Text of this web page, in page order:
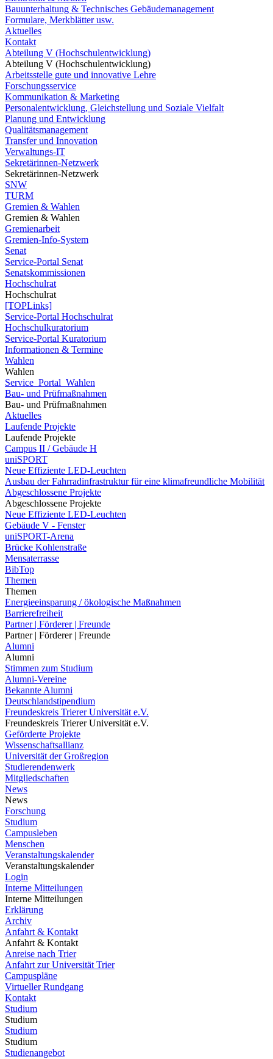
Bauunterhaltung & Technisches Gebäudemanagement
Formulare, Merkblätter usw.
Aktuelles
Kontakt
Abteilung V (Hochschulentwicklung)
Abteilung V (Hochschulentwicklung)
Arbeitsstelle gute und innovative Lehre
Forschungsservice
Kommunikation & Marketing
Personalentwicklung, Gleichstellung und Soziale Vielfalt
Planung und Entwicklung
Qualitätsmanagement
Transfer und Innovation
Verwaltungs-IT
Sekretärinnen-Netzwerk
Sekretärinnen-Netzwerk
SNW
TURM
Gremien & Wahlen
Gremien & Wahlen
Gremienarbeit
Gremien-Info-System
Senat
Service-Portal Senat
Senatskommissionen
Hochschulrat
Hochschulrat
[TOPLinks]
Service-Portal Hochschulrat
Hochschulkuratorium
Service-Portal Kuratorium
Informationen & Termine
Wahlen
Wahlen
Service_Portal_Wahlen
Bau- und Prüfmaßnahmen
Bau- und Prüfmaßnahmen
Aktuelles
Laufende Projekte
Laufende Projekte
Campus II / Gebäude H
uniSPORT
Neue Effiziente LED-Leuchten
Ausbau der Fahrradinfrastruktur für eine klimafreundliche Mobilität
Abgeschlossene Projekte
Abgeschlossene Projekte
Neue Effiziente LED-Leuchten
Gebäude V - Fenster
uniSPORT-Arena
Brücke Kohlenstraße
Mensaterrasse
BibTop
Themen
Themen
Energieeinsparung / ökologische Maßnahmen
Barrierefreiheit
Partner | Förderer | Freunde
Partner | Förderer | Freunde
Alumni
Alumni
Stimmen zum Studium
Alumni-Vereine
Bekannte Alumni
Deutschlandstipendium
Freundeskreis Trierer Universität e.V.
Freundeskreis Trierer Universität e.V.
Geförderte Projekte
Wissenschaftsallianz
Universität der Großregion
Studierendenwerk
Mitgliedschaften
News
News
Forschung
Studium
Campusleben
Menschen
Veranstaltungskalender
Veranstaltungskalender
Login
Interne Mitteilungen
Interne Mitteilungen
Erklärung
Archiv
Anfahrt & Kontakt
Anfahrt & Kontakt
Anreise nach Trier
Anfahrt zur Universität Trier
Campuspläne
Virtueller Rundgang
Kontakt
Studium
Studium
Studium
Studium
Studienangebot